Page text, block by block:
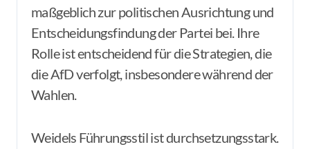
maßgeblich zur politischen Ausrichtung und
Entscheidungsfindung der Partei bei. Ihre
Rolle ist entscheidend für die Strategien, die
die AfD verfolgt, insbesondere während der
Wahlen.
Weidels Führungsstil ist durchsetzungsstark.